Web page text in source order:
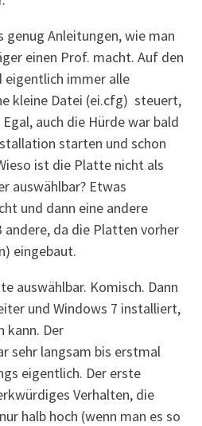
Anleitungen, wie man
einen Prof. macht. Auf den
eigentlich immer alle
kleine Datei (ei.cfg) steuert,
auch die Hürde war bald
starten und schon
ist die Platte nicht als
auswählbar? Etwas
und dann eine andere
da die Platten vorher
eingebaut.
auswählbar. Komisch. Dann
und Windows 7 installiert,
kann. Der
sehr langsam bis erstmal
eigentlich. Der erste
Verhalten, die
halb hoch (wenn man es so